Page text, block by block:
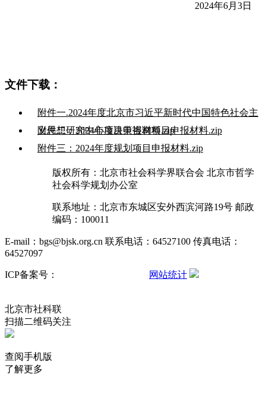
2024年6月3日
文件下载：
附件一.2024年度北京市习近平新时代中国特色社会主
义思想研究中心项目申报材料.zip
附件二：2024年度决策咨询项目申报材料.zip
附件三：2024年度规划项目申报材料.zip
版权所有：北京市社会科学界联合会 北京市哲学
社会科学规划办公室
联系地址：北京市东城区安外西滨河路19号 邮政
编码：100011
E-mail：bgs@bjsk.org.cn 联系电话：64527100 传真电话：
64527097
ICP备案号： 网站统计
北京市社科联
扫描二维码关注
查阅手机版
了解更多